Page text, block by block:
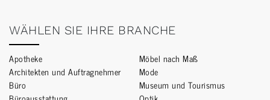
WÄHLEN SIE IHRE BRANCHE
Apotheke
Architekten und Auftragnehmer
Büro
Möbel nach Maß
Mode
Museum und Tourismus